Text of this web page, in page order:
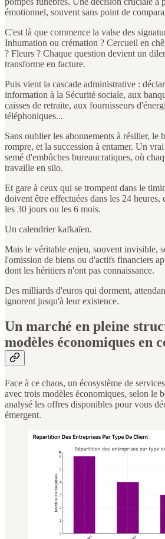
émotionnel, souvent sans point de
C'est là que commence la valse des
Inhumation ou crémation ? Cercueil en
? Fleurs ? Chaque question devient un
transforme en facture.
Puis vient la cascade administrative :
information à la Sécurité sociale, aux
caisses de retraite, aux fournisseurs
téléphoniques...
Sans oublier les abonnements à résilier, le
rompre, et la succession à entamer. Un
semé d'embûches bureaucratiques, où
travaille en silo.
Et gare à ceux qui se trompent dans le
doivent être effectuées dans les 24 heures,
les 30 jours ou les 6 mois.
Un calendrier kafkaïen.
Mais le véritable enjeu, souvent invisible,
l'omission de biens ou d'actifs financiers
dont les héritiers n'ont pas connaissance.
Des milliards d'euros qui dorment,
ignorent jusqu'à leur existence.
Un marché en pleine
modèles économiques en
Face à ce chaos, un écosystème de
avec trois modèles économiques, selon le
analysé les offres disponibles pour vous
émergent.